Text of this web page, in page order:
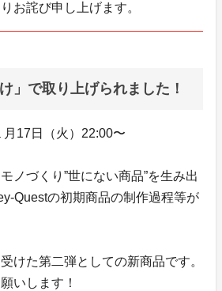
お詫び申し上げます。
」で取り上げられました！
月17日（火）22:00〜
ノづくり”世にない商品”を生み出
Questの初期商品の制作過程等が
けた第二弾としての新商品です。
いします！